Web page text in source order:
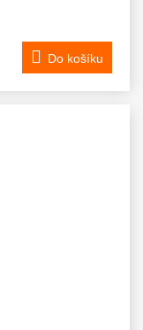
Do košíku